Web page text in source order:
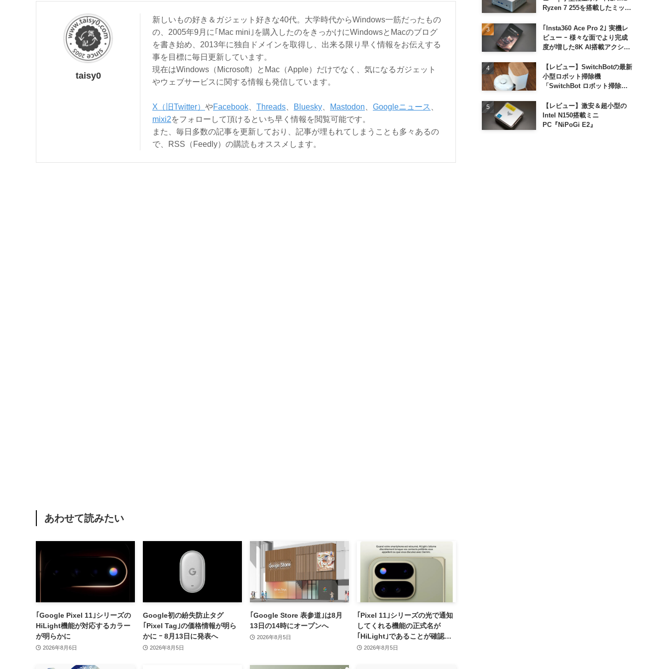
taisy0
新しいもの好き＆ガジェット好きな40代。大学時代からWindows一筋だったもの
の、2005年9月に｢Mac mini｣を購入したのをきっかけにWindowsとMacのブログ
を書き始め、2013年に独自ドメインを取得し、出来る限り早く情報をお伝えする
事を目標に毎日更新しています。
現在はWindows（Microsoft）とMac（Apple）だけでなく、気になるガジェット
やウェブサービスに関する情報も発信しています。
X（旧Twitter） やFacebook Threads Bluesky Mastodon Googleニュース
mixi2をフォローして頂けるといち早く情報を閲覧可能です。
また、毎日多数の記事を更新しており、記事が埋もれてしまうことも多々あるの
で、RSS（Feedly）の購読もオススメします。
あわせて読みたい
｢Google Pixel 11｣シリーズの
HiLight機能が対応するカラー
が明らかに
2026年8月6日
Google初の紛失防止タグ
｢Pixel Tag｣の価格情報が明ら
かに ｰ 8月13日に発表へ
2026年8月5日
｢Google Store 表参道｣は8月
13日の14時にオープンへ
2026年8月5日
｢Pixel 11｣シリーズの光で通知
してくれる機能の正式名が
｢HiLight｣であることが確認さ
れる2026年8月5日
Ryzen 7 255を搭載したミッド
｢Insta360 Ace Pro 2｣ 実機レ
ビュー ｰ 様々な面でより完成
度が増した8K AI搭載アクショ
【レビュー】SwitchBotの最新
小型ロボット掃除機
「SwitchBot ロボット掃除機
【レビュー】激安＆超小型の
Intel N150搭載ミニ
PC『NiPoGi E2』